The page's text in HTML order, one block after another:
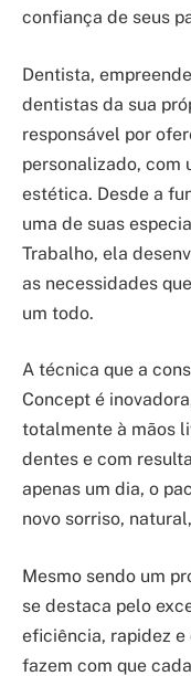
confiança de seus
Dentista,
dentistas da sua
responsável por
personalizado, com
estética. Desde a
uma de suas
Trabalho, ela
as necessidades
um todo.
A técnica que a
Concept é
totalmente à mãos
dentes e com
apenas um dia, o
novo sorriso,
Mesmo sendo um
se destaca pelo
eficiência, rapidez
fazem com que